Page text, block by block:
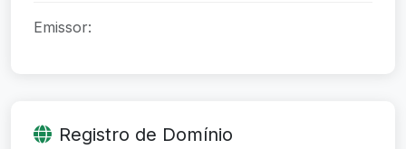
Emissor:
Registro de Domínio